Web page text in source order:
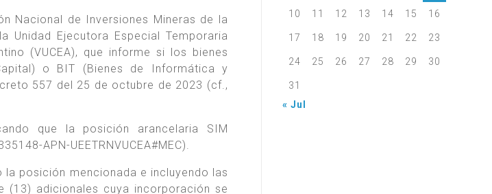
Nacional de Inversiones Mineras de la
Ejecutora Especial Temporaria
(VUCEA), que informe si los bienes
o BIT (Bienes de Informática y
557 del 25 de octubre de 2023 (cf.,
que la posición arancelaria SIM
APN-UEETRNVUCEA#MEC).
la posición mencionada e incluyendo las
adicionales cuya incorporación se
10 11 12 13 14 15 16
17 18 19 20 21 22 23
24 25 26 27 28 29 30
31
« Jul